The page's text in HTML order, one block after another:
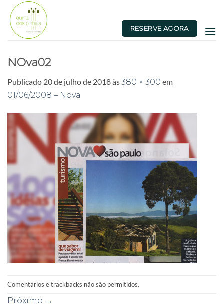
Skip
content
RESERVE AGORA
NOva02
Publicado 20 de julho de 2018às380 × 300 em
01/06/2008 – Nova
Comentários e trackbacks não são permitidos.
Próximo →